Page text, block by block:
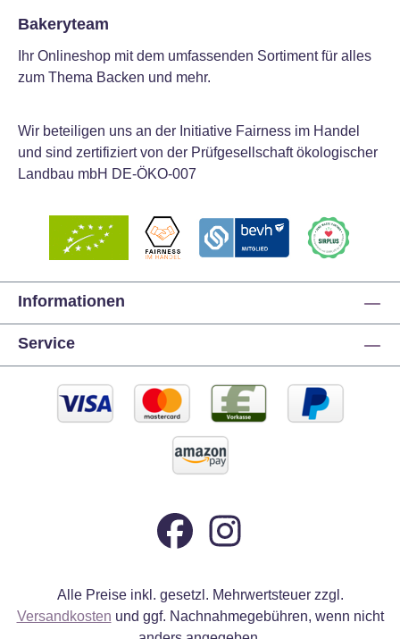
Bakeryteam
Ihr Onlineshop mit dem umfassenden Sortiment für alles
zum Thema Backen und mehr.
Wir beteiligen uns an der Initiative Fairness im Handel
und sind zertifiziert von der Prüfgesellschaft ökologischer
Landbau mbH DE-ÖKO-007
Informationen
Service
Alle Preise inkl. gesetzl. Mehrwertsteuer zzgl.
Versandkosten und ggf. Nachnahmegebühren, wenn nicht